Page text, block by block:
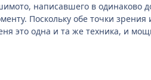
написавшего в одинаково
Поскольку обе точки
это одна и та же техника, и